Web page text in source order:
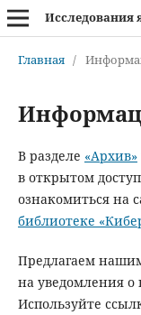
Главная /
В разделе «Архив»
в открытом
ознакомиться на
библиотеке
Предлагаем
на уведомления
Используйте